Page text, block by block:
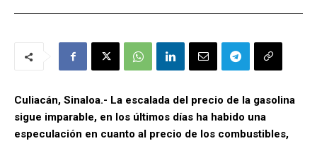
Culiacán, Sinaloa.- La escalada del precio de la gasolina
sigue imparable, en los últimos días ha habido una
especulación en cuanto al precio de los combustibles,